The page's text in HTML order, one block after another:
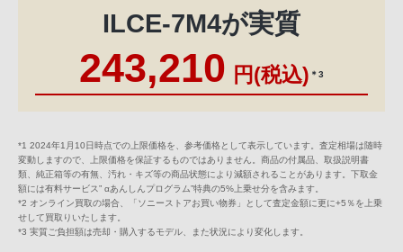
ILCE-7M4が実質
243,210 円(税込) ＊3
*1 2024年1月10日時点での上限価格を、参考価格として表示しています。査定相場は随時
変動しますので、上限価格を保証するものではありません。商品の付属品、取扱説明書
類、純正箱等の有無、汚れ・キズ等の商品状態により減額されることがあります。下取金
額には有料サービス” αあんしんプログラム”特典の5%上乗せ分を含みます。
*2 オンライン買取の場合、「ソニーストアお買い物券」として査定金額に更に+5％を上乗
せして買取りいたします。
*3 実質ご負担額は売却・購入するモデル、また状況により変化します。